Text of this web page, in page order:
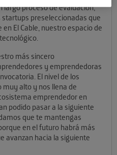
proceso de evaluación,
preseleccionadas que
El Cable, nuestro espacio de
más sincero
y emprendedoras
El nivel de los
alto y nos llena de
emprendedor en
podido pasar a la siguiente
que te mantengas
en el futuro habrá más
avanzan hacia la siguiente